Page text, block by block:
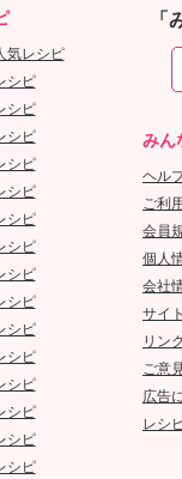
気レシピ
シピ
シピ
シピ
シピ
シピ
シピ
シピ
シピ
シピ
シピ
シピ
シピ
シピ
シピ
シピ
「
みん
ヘル
ご利
会員
個人
会社
サイ
リン
ご意
広告
レシ